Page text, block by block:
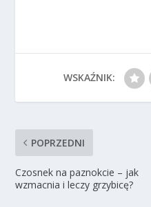
WSKAŹNIK:
POPRZEDNI
Czosnek na paznokcie – jak
wzmacnia i leczy grzybicę?